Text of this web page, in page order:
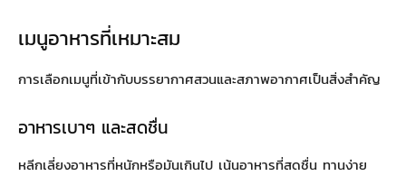
เมนูอาหารที่เหมาะสม
การเลือกเมนูที่เข้ากับบรรยากาศสวนและสภาพอากาศเป็นสิ่งสำคัญ
อาหารเบาๆ และสดชื่น
หลีกเลี่ยงอาหารที่หนักหรือมันเกินไป เน้นอาหารที่สดชื่น ทานง่าย